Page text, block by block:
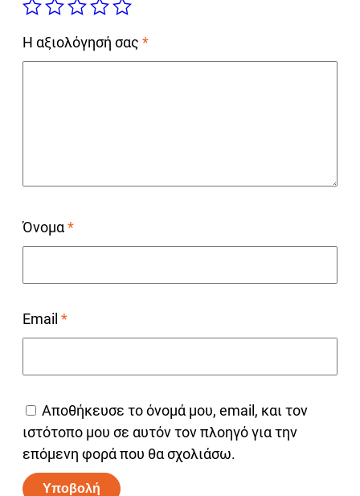
Η αξιολόγησή σας *
Όνομα*
Email *
Αποθήκευσε το όνομά μου, email, και τον
ιστότοπο μου σε αυτόν τον πλοηγό για την
επόμενη φορά που θα σχολιάσω.